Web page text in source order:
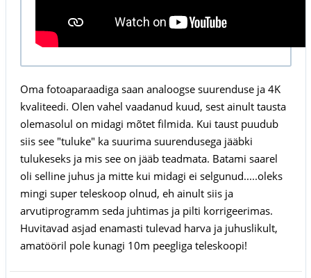
Oma fotoaparaadiga saan analoogse suurenduse ja 4K
kvaliteedi. Olen vahel vaadanud kuud, sest ainult tausta
olemasolul on midagi mõtet filmida. Kui taust puudub
siis see "tuluke" ka suurima suurendusega jääbki
tulukeseks ja mis see on jääb teadmata. Batami saarel
oli selline juhus ja mitte kui midagi ei selgunud.....oleks
mingi super teleskoop olnud, eh ainult siis ja
arvutiprogramm seda juhtimas ja pilti korrigeerimas.
Huvitavad asjad enamasti tulevad harva ja juhuslikult,
amatööril pole kunagi 10m peegliga teleskoopi!